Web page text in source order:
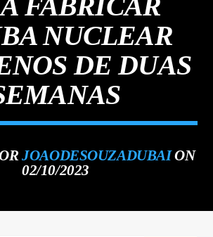
NUCLEAR
DE DUAS
JOAODESOUZADUBAION
02/10/2023